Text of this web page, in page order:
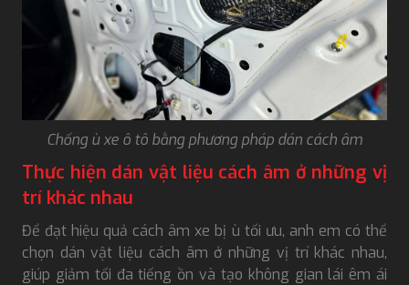
Chống ù xe ô tô bằng phương pháp dán cách âm
Thực hiện dán vật liệu cách âm ở những vị
trí khác nhau
Để đạt hiệu quả cách âm xe bị ù tối ưu, anh em có thể
chọn dán vật liệu cách âm ở những vị trí khác nhau,
giúp giảm tối đa tiếng ồn và tạo không gian lái êm ái